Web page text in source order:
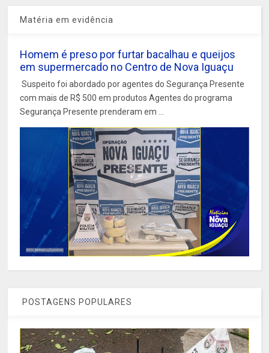
Matéria em evidência
Homem é preso por furtar bacalhau e queijos
em supermercado no Centro de Nova Iguaçu
Suspeito foi abordado por agentes do Segurança Presente
com mais de R$ 500 em produtos Agentes do programa
Segurança Presente prenderam em ...
POSTAGENS POPULARES